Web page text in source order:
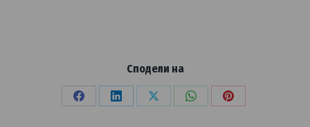
Сподели на
Share
Share
Share
Share
Share